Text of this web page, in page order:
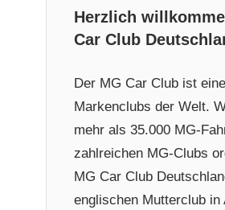
Herzlich
Car Club
Der MG Car Club ist
Markenclubs der Welt.
mehr als 35.000 MG-
zahlreichen MG-Clubs
MG Car Club
englischen Mutterclub in